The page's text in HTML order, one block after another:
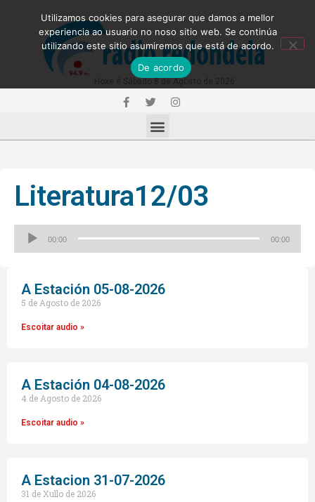
Literatura12/03
00:00 00:00
A Estación 05-08-2026
5 de Agosto de 2026
Escoitar audio »
A Estación 04-08-2026
4 de Agosto de 2026
Escoitar audio »
A Estacion 31-07-2026
31 de Xullo de 2026
Utilizamos cookies para asegurar que damos a mellor
experiencia ao usuario no noso sitio web. Se continúa
utilizando este sitio asumiremos que está de acordo.
De acordo